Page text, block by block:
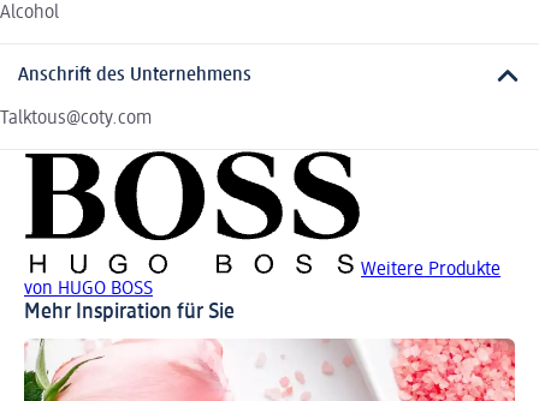
Alcohol
Anschrift des Unternehmens
Talktous@coty.com
Weitere Produkte
von HUGO BOSS
Mehr Inspiration für Sie